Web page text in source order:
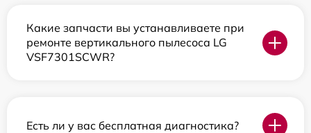
Какие запчасти вы устанавливаете при
ремонте вертикального пылесоса LG
VSF7301SCWR?
Есть ли у вас бесплатная диагностика?